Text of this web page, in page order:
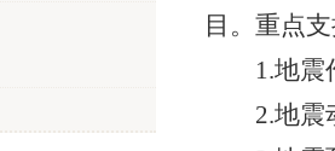
目。重点
1.地
2.地震